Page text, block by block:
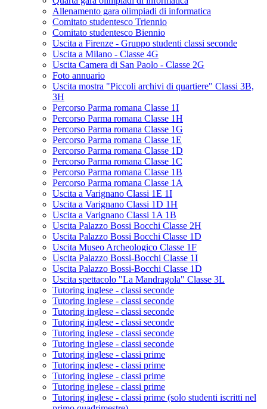
Allenamento gara olimpiadi di informatica
Comitato studentesco Triennio
Comitato studentesco Biennio
Uscita a Firenze - Gruppo studenti classi seconde
Uscita a Milano - Classe 4G
Uscita Camera di San Paolo - Classe 2G
Foto annuario
Uscita mostra "Piccoli archivi di quartiere" Classi 3B,
3H
Percorso Parma romana Classe 1I
Percorso Parma romana Classe 1H
Percorso Parma romana Classe 1G
Percorso Parma romana Classe 1E
Percorso Parma romana Classe 1D
Percorso Parma romana Classe 1C
Percorso Parma romana Classe 1B
Percorso Parma romana Classe 1A
Uscita a Varignano Classi 1E 1I
Uscita a Varignano Classi 1D 1H
Uscita a Varignano Classi 1A 1B
Uscita Palazzo Bossi Bocchi Classe 2H
Uscita Palazzo Bossi Bocchi Classe 1D
Uscita Museo Archeologico Classe 1F
Uscita Palazzo Bossi-Bocchi Classe 1I
Uscita Palazzo Bossi-Bocchi Classe 1D
Uscita spettacolo "La Mandragola" Classe 3L
Tutoring inglese - classi seconde
Tutoring inglese - classi seconde
Tutoring inglese - classi seconde
Tutoring inglese - classi seconde
Tutoring inglese - classi seconde
Tutoring inglese - classi seconde
Tutoring inglese - classi prime
Tutoring inglese - classi prime
Tutoring inglese - classi prime
Tutoring inglese - classi prime
Tutoring inglese - classi prime (solo studenti iscritti nel